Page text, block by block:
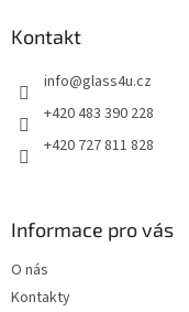
Kontakt
info@glass4u.cz
+420 483 390 228
+420 727 811 828
Informace pro vás
O nás
Kontakty